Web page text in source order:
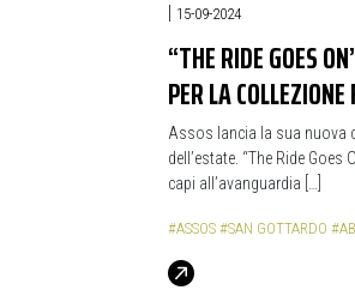
15-09-2024
“THE RIDE GOES
PER LA
Assos lancia la sua nuova
dell’estate. “The Ride Goes
capi all’avanguardia […]
#ASSOS #SAN GOTTARDO